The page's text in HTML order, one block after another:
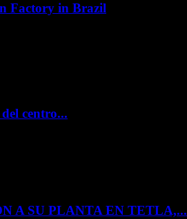
Factory in Brazil
centro...
A SU PLANTA EN TETLA,...